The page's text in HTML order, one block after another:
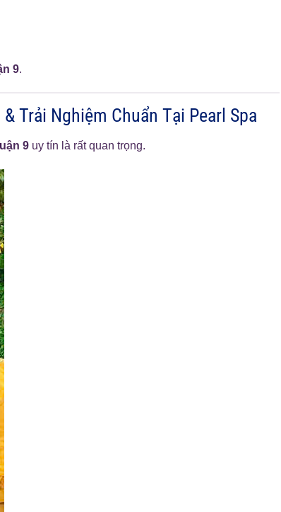
9.
Trải Nghiệm Chuẩn Tại Pearl Spa
9 uy tín là rất quan trọng.